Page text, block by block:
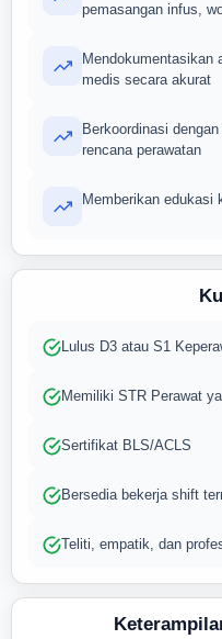
pemasangan infus,
Mendokumentasikan
medis secara akurat
Berkoordinasi
rencana perawatan
Memberikan edukasi
Lulus D3 atau S1
Memiliki STR Perawat
Sertifikat BLS/ACLS
Bersedia bekerja shift
Teliti, empatik, dan